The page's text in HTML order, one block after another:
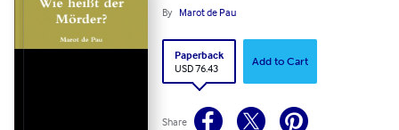
By Marot de Pau
Paperback
USD 76.43
Add to Cart
Share